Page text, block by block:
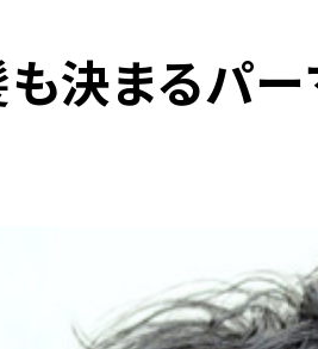
決まるパ